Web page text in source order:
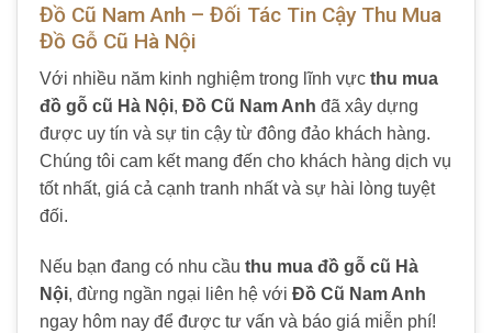
Đồ Cũ Nam Anh – Đối Tác Tin Cậy Thu Mua
Đồ Gỗ Cũ Hà Nội
Với nhiều năm kinh nghiệm trong lĩnh vực thu mua
đồ gỗ cũ Hà Nội, Đồ Cũ Nam Anh đã xây dựng
được uy tín và sự tin cậy từ đông đảo khách hàng.
Chúng tôi cam kết mang đến cho khách hàng dịch vụ
tốt nhất, giá cả cạnh tranh nhất và sự hài lòng tuyệt
đối.
Nếu bạn đang có nhu cầu thu mua đồ gỗ cũ Hà
Nội, đừng ngần ngại liên hệ với Đồ Cũ Nam Anh
ngay hôm nay để được tư vấn và báo giá miễn phí!